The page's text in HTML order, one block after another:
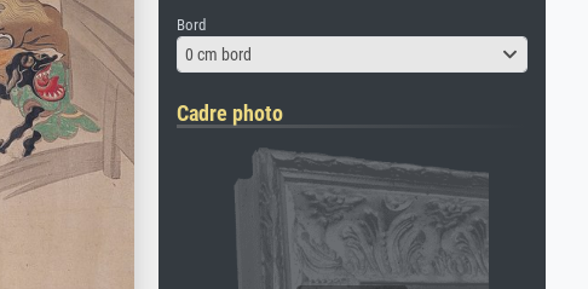
Bord
0 cm bord
Cadre photo